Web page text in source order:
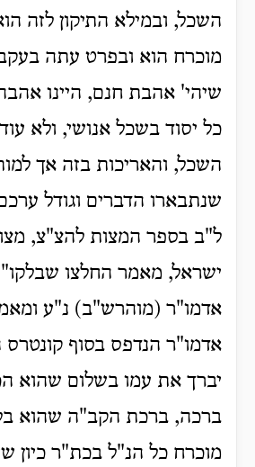
השכל, ובמילא התיקון לזה
מוכרח הוא ובפרט עתה
שיהי' אהבת חנם, היינו
כל יסוד בשכל אנושי, ולא
השכל, והאריכות בזה אך
שנתבארו הדברים וגודל
ל"ב בספר המצות להצ"צ,
ישראל, מאמר החלצו
אדמו"ר (מוהרש"ב) נ"ע
אדמו"ר הנדפס בסוף קונטרס
יברך את עמו בשלום שהוא
ברכה, ברכת הקב"ה שהוא
מוכרח כל הנ"ל בכת"ר כיון